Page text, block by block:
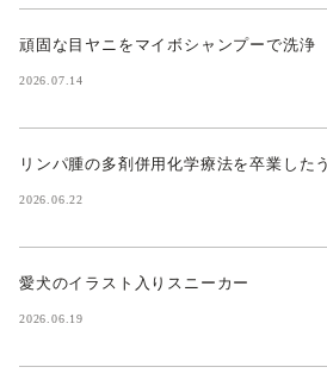
頑固な目ヤニをマイボシャンプーで洗
2026.07.14
リンパ腫の多剤併用化学療法を卒業した
2026.06.22
愛犬のイラスト入りスニーカー
2026.06.19